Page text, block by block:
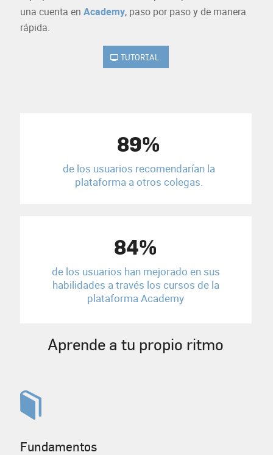
una cuenta en Academy, paso por paso y de manera
rápida.
TUTORIAL
89%
de los usuarios recomendarían la
plataforma a otros colegas.
84%
de los usuarios han mejorado en sus
habilidades a través los cursos de la
plataforma Academy
Aprende a tu propio ritmo
Fundamentos